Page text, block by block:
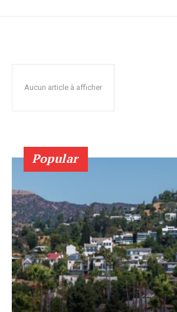
Aucun article à afficher
Popular